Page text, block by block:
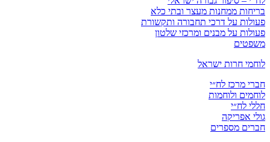
בריחות ממחנות מעצר ובתי כלא
פעולות על דרכי תחבורה ותקשורת
פעולות על מבנים ומרכזי שלטון
משפטים
לוחמי חרות ישראל
חברי מרכז לח״י
לוחמים ולוחמות
חללי לח״י
גולי אפריקה
חברים מספרים